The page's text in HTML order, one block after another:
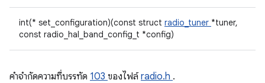
int(* set_configuration)(const struct radio_tuner *tuner,
const radio_hal_band_config_t *config)
คําจํากัดความที่บรรทัด 103 ของไฟล์radio.h .